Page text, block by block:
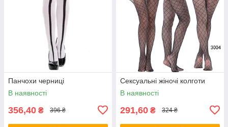
Панчохи черниці
В наявності
356,40 ₴ 396 ₴
Сексуальні жіночі колготи
В наявності
291,60 ₴ 324 ₴